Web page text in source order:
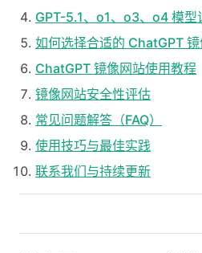
GPT-5.1、o1、o3、o4 模型
如何选择合适的 ChatGPT
ChatGPT 镜像网站使用教程
镜像网站安全性评估
常见问题解答（FAQ）
使用技巧与最佳实践
联系我们与持续更新